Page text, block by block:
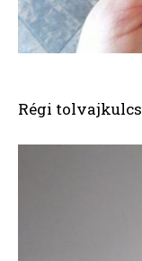
Régi tolvajkulcs